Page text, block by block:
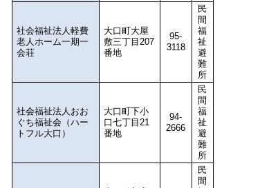
社会福祉法人軽費
老人ホーム一期一
会荘
大口町大屋
敷三丁目207
番地
95-
3118
民
間
福
祉
避
難
所
社会福祉法人おお
ぐち福祉会（ハー
トフル大口）
大口町下小
口七丁目21
番地
94-
2666
民
間
福
祉
避
難
所
民
間